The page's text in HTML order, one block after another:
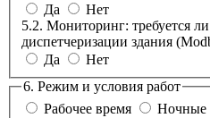
Да
Нет
5.2. Мониторинг: требуется
диспетчеризации здания
Да
Нет
6. Режим и условия работ
Рабочее время
Ночные